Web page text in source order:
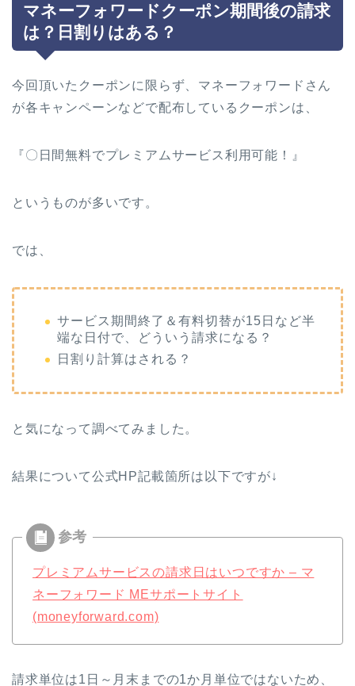
マネーフォワードクーポン期間後の請求
は？日割りはある？
今回頂いたクーポンに限らず、マネーフォワードさん
が各キャンペーンなどで配布しているクーポンは、
『〇日間無料でプレミアムサービス利用可能！』
というものが多いです。
では、
サービス期間終了＆有料切替が15日など半
端な日付で、どういう請求になる？
日割り計算はされる？
と気になって調べてみました。
結果について公式HP記載箇所は以下ですが↓
プレミアムサービスの請求日はいつですか – マ
ネーフォワード MEサポートサイト
(moneyforward.com)
請求単位は1日～月末までの1か月単位ではないため、